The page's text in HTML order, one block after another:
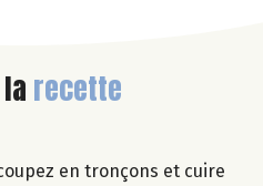
recette
en tronçons et cuire